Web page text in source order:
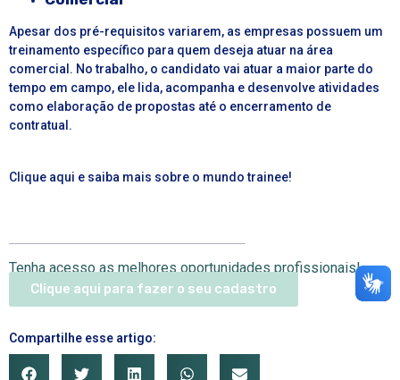
Apesar dos pré-requisitos variarem, as empresas possuem um
treinamento específico para quem deseja atuar na área
comercial. No trabalho, o candidato vai atuar a maior parte do
tempo em campo, ele lida, acompanha e desenvolve atividades
como elaboração de propostas até o encerramento de
contratual.
Clique aqui e saiba mais sobre o mundo trainee!
Tenha acesso as melhores oportunidades profissionais!
Clique aqui para fazer o seu cadastro
Compartilhe esse artigo: